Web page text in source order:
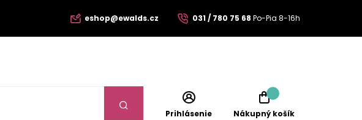
eshop@ewalds.cz 031 / 780 75 68 Po-Pia 8-16h
Prihlásenie Nákupný košík